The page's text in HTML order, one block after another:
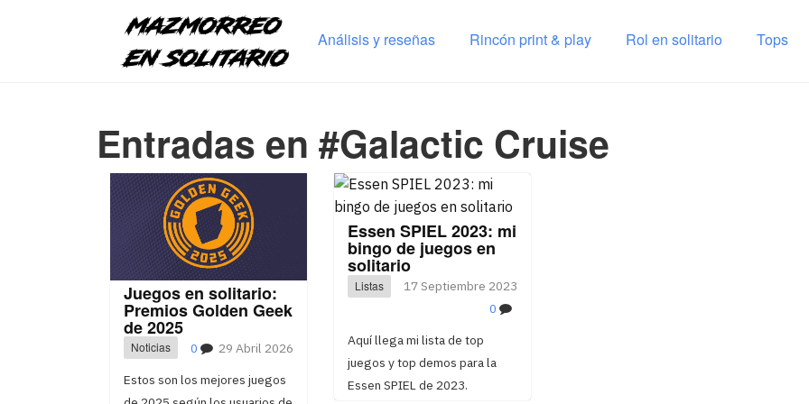
Análisis y reseñas Rincón print & play Rol en solitario Tops
Entradas en #Galactic Cruise
Juegos en solitario:
Premios Golden Geek
de 2025
Noticias 29 Abril 2026
0
Estos son los mejores juegos
Essen SPIEL 2023: mi
bingo de juegos en
solitario
Listas
17 Septiembre 2023
0
Aquí llega mi lista de top
juegos y top demos para la
Essen SPIEL de 2023.